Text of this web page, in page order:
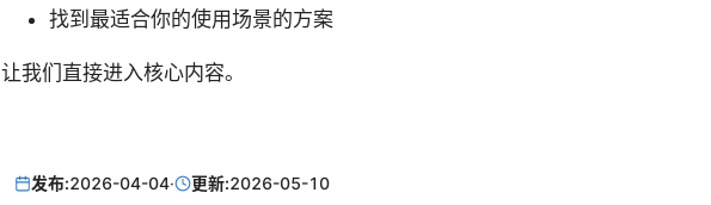
找到最适合你的使用场景的方案
让我们直接进入核心内容。
发布:2026-04-04· 更新:2026-05-10